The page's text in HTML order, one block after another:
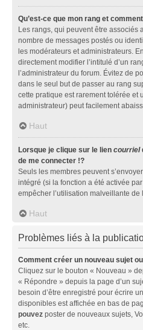
Qu’est-ce que mon rang et
Les rangs, qui peuvent être associés
nombre de messages postés ou
les modérateurs et administrateurs.
directement modifier l’intitulé d’un
l’administrateur du forum. Évitez de
dans le seul but de passer au rang
cette pratique est rarement tolérée et
administrateur) peut facilement
Haut
Lorsque je clique sur le lien courriel
de me connecter !?
Seuls les membres peuvent
intégré (si la fonction a été activée
empêcher l’utilisation malveillante
Haut
Problèmes liés à la
Comment créer un nouveau sujet
Cliquez sur le bouton « Nouveau »
« Répondre » depuis la page d’un
besoin d’être enregistré pour écrire
disponibles est affichée en bas de
pouvez poster de nouveaux sujets,
etc.